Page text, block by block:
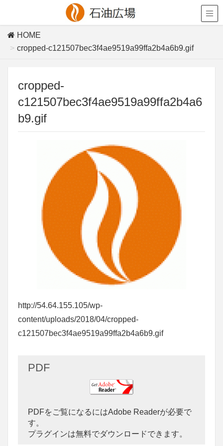
HOME
cropped-c121507bec3f4ae9519a99ffa2b4a6b9.gif
cropped-
c121507bec3f4ae9519a99ffa2b4a6
b9.gif
http://54.64.155.105/wp-
content/uploads/2018/04/cropped-
c121507bec3f4ae9519a99ffa2b4a6b9.gif
PDF
PDFをご覧になるにはAdobe Readerが必要で
す。
プラグインは無料でダウンロードできます。